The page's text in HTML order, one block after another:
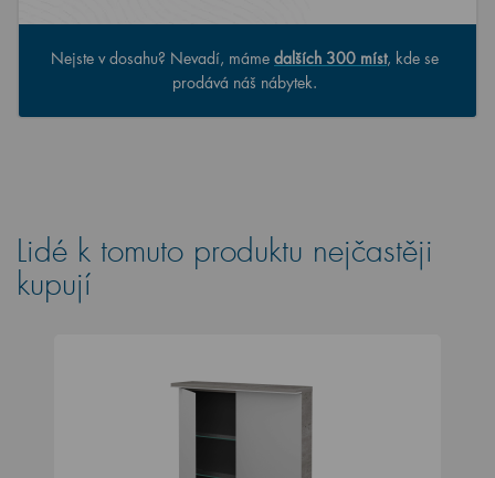
Nejste v dosahu? Nevadí, máme dalších 300 míst, kde se
prodává náš nábytek.
Lidé k tomuto produktu nejčastěji
kupují